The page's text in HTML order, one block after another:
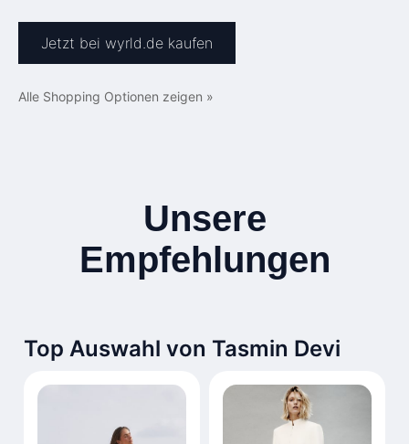
Jetzt bei wyrld.de kaufen
Alle Shopping Optionen zeigen »
Unsere
Empfehlungen
Top Auswahl von Tasmin Devi